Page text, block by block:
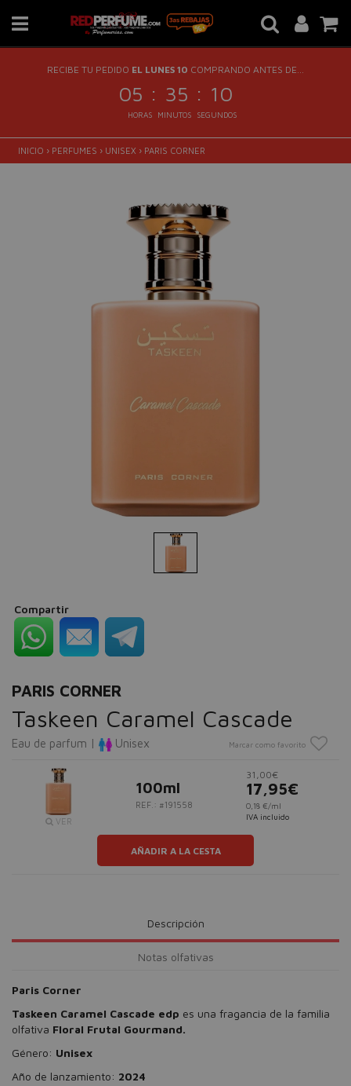
RECIBE TU PEDIDO EL LUNES 10 COMPRANDO ANTES DE...
05 : 35 : 10
HORAS MINUTOS SEGUNDOS
INICIO › PERFUMES › UNISEX › PARIS CORNER
Compartir
PARIS CORNER
Taskeen Caramel Cascade
Eau de parfum | Unisex Marcar como favorito
VER
100ml
REF.: #191558
31,00€
17,95€
0,18 €/ml
IVA incluido
AÑADIR A LA CESTA
Descripción
Notas olfativas
Paris Corner
Taskeen Caramel Cascade edp es una fragancia de la familia
olfativa Floral Frutal Gourmand.
Género: Unisex
Año de lanzamiento: 2024